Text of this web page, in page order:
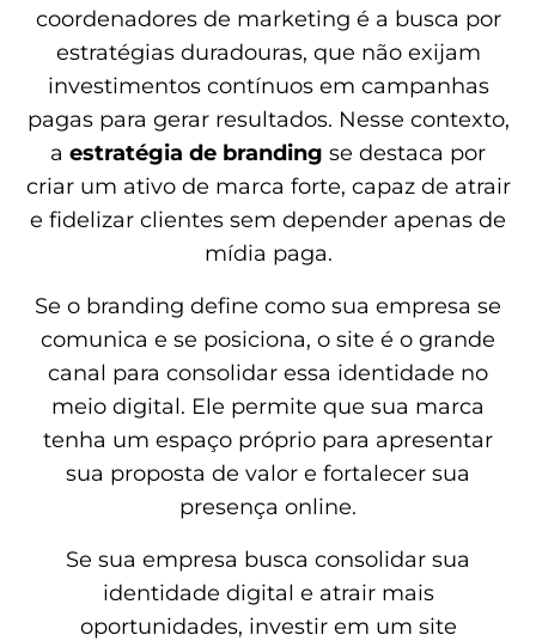
coordenadores de marketing é a busca por
estratégias duradouras, que não exijam
investimentos contínuos em campanhas
pagas para gerar resultados. Nesse contexto,
a estratégia de branding se destaca por
criar um ativo de marca forte, capaz de atrair
e fidelizar clientes sem depender apenas de
mídia paga.
Se o branding define como sua empresa se
comunica e se posiciona, o site é o grande
canal para consolidar essa identidade no
meio digital. Ele permite que sua marca
tenha um espaço próprio para apresentar
sua proposta de valor e fortalecer sua
presença online.
Se sua empresa busca consolidar sua
identidade digital e atrair mais
oportunidades, investir em um site